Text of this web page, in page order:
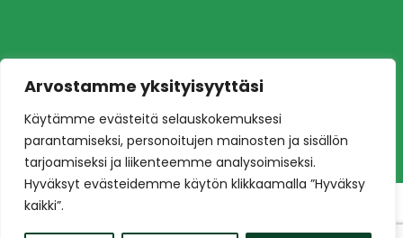
Arvostamme yksityisyyttäsi
Käytämme evästeitä selauskokemuksesi
parantamiseksi, personoitujen mainosten ja sisällön
tarjoamiseksi ja liikenteemme analysoimiseksi.
Hyväksyt evästeidemme käytön klikkaamalla ”Hyväksy
kaikki”.
edustusjoukkue
Toteutus:Mainostoimisto Värikäs